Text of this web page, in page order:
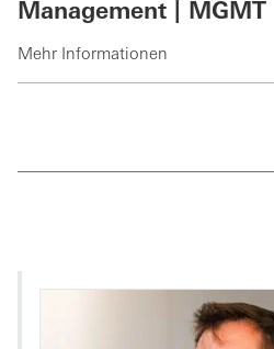
Management | MGMT
Mehr Informationen